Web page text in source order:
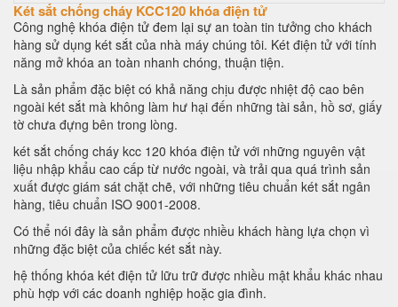
Két sắt chống cháy KCC120 khóa điện tử
Công nghệ khóa điện tử đem lại sự an toàn tin tưởng cho khách
hàng sử dụng két sắt của nhà máy chúng tôi. Két điện tử với tính
năng mở khóa an toàn nhanh chóng, thuận tiện.
Là sản phẩm đặc biệt có khả năng chịu được nhiệt độ cao bên
ngoài két sắt mà không làm hư hại đến những tài sản, hồ sơ, giấy
tờ chưa đựng bên trong lòng.
két sắt chống cháy kcc 120 khóa điện tử với những nguyên vật
liệu nhập khẩu cao cấp từ nước ngoài, và trải qua quá trình sản
xuất được giám sát chặt chẽ, với những tiêu chuẩn két sắt ngân
hàng, tiêu chuẩn ISO 9001-2008.
Có thể nói đây là sản phẩm được nhiều khách hàng lựa chọn vì
những đặc biệt của chiếc két sắt này.
hệ thống khóa két điện tử lữu trữ được nhiều mật khẩu khác nhau
phù hợp với các doanh nghiệp hoặc gia đình.